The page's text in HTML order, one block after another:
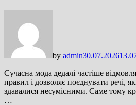
by admin30.07.2026
Сучасна мода дедалі частіше
правил і дозволяє поєднувати речі,
здавалися несумісними. Саме тому
…